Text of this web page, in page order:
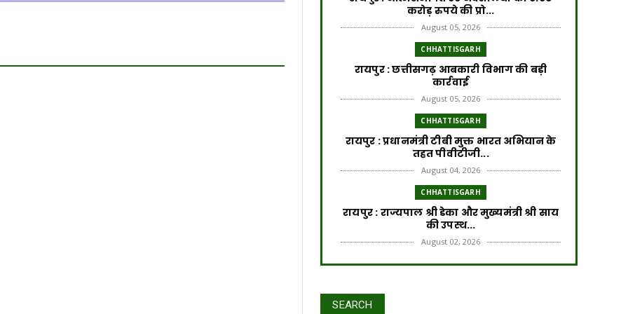
करोड़ रुपये की प्रो...
August 05, 2026
CHHATTISGARH
रायपुर : छत्तीसगढ़ आबकारी विभाग की बड़ी
कार्रवाई
August 05, 2026
CHHATTISGARH
रायपुर : प्रधानमंत्री टीबी मुक्त भारत अभियान के
तहत पीवीटीजी...
August 04, 2026
CHHATTISGARH
रायपुर : राज्यपाल श्री डेका और मुख्यमंत्री श्री साय
की उपस्थ...
August 02, 2026
CHHATTISGARH
SEARCH